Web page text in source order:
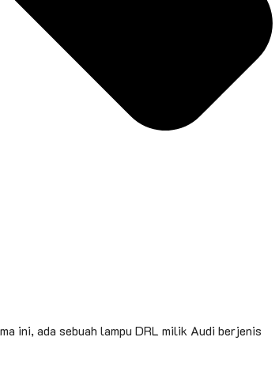
ini, ada sebuah lampu DRL milik Audi berjenis